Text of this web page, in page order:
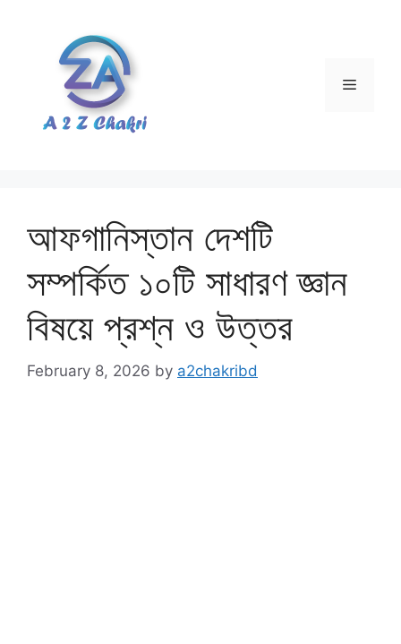
Menu
আফগানিস্তান দেশটি
সম্পর্কিত ১০টি সাধারণ জ্ঞান
বিষয়ে প্রশ্ন ও উত্তর
February 8, 2026 by a2chakribd